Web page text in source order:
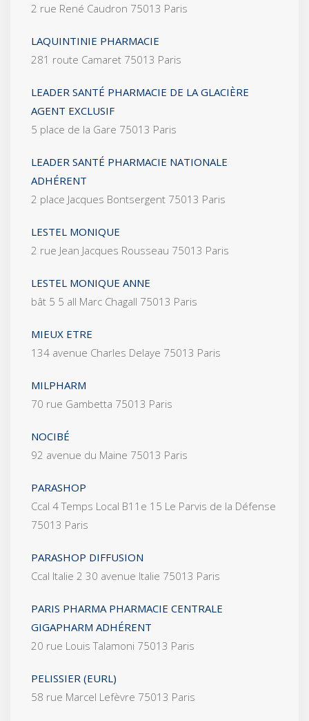
2 rue René Caudron 75013 Paris
LAQUINTINIE PHARMACIE
281 route Camaret 75013 Paris
LEADER SANTÉ PHARMACIE DE LA GLACIÈRE
AGENT EXCLUSIF
5 place de la Gare 75013 Paris
LEADER SANTÉ PHARMACIE NATIONALE
ADHÉRENT
2 place Jacques Bontsergent 75013 Paris
LESTEL MONIQUE
2 rue Jean Jacques Rousseau 75013 Paris
LESTEL MONIQUE ANNE
bât 5 5 all Marc Chagall 75013 Paris
MIEUX ETRE
134 avenue Charles Delaye 75013 Paris
MILPHARM
70 rue Gambetta 75013 Paris
NOCIBÉ
92 avenue du Maine 75013 Paris
PARASHOP
Ccal 4 Temps Local B11e 15 Le Parvis de la Défense
75013 Paris
PARASHOP DIFFUSION
Ccal Italie 2 30 avenue Italie 75013 Paris
PARIS PHARMA PHARMACIE CENTRALE
GIGAPHARM ADHÉRENT
20 rue Louis Talamoni 75013 Paris
PELISSIER (EURL)
58 rue Marcel Lefèvre 75013 Paris